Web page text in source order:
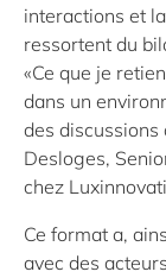
interactions et
ressortent du
«Ce que je
dans un
des discussions
Desloges,
chez
Ce format a,
avec des